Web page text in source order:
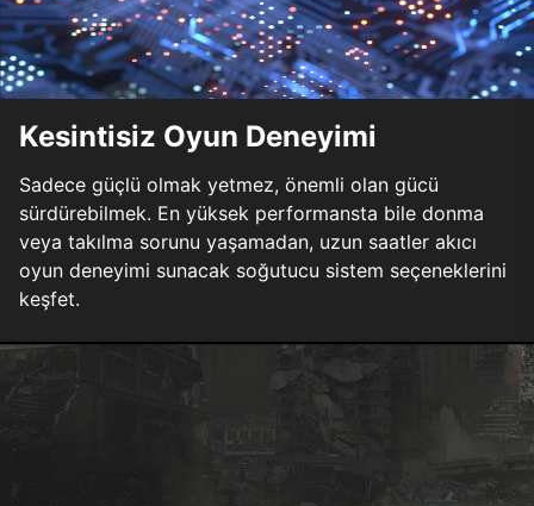
Kesintisiz Oyun Deneyimi
Sadece güçlü olmak yetmez, önemli olan gücü
sürdürebilmek. En yüksek performansta bile donma
veya takılma sorunu yaşamadan, uzun saatler akıcı
oyun deneyimi sunacak soğutucu sistem seçeneklerini
keşfet.